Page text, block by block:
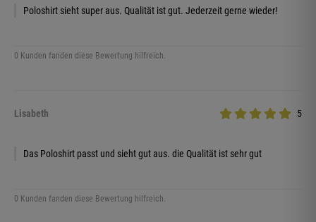
Poloshirt sieht super aus. Qualität ist gut. Jederzeit gerne wieder!
0 Kunden fanden diese Bewertung hilfreich.
Lisabeth 5
Das Poloshirt passt und sieht gut aus. die Qualität ist sehr gut
0 Kunden fanden diese Bewertung hilfreich.